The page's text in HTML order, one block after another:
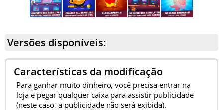
Versões disponíveis:
Características da modificação
Para ganhar muito dinheiro, você precisa entrar na
loja e pegar qualquer caixa para assistir publicidade
(neste caso, a publicidade não será exibida).